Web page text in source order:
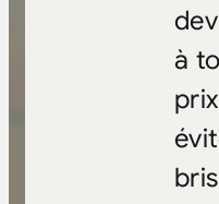
à
prix